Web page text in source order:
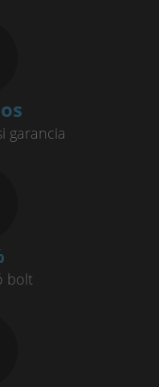
garancia
bolt